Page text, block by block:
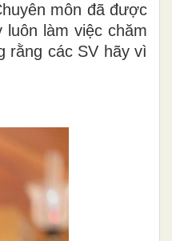
môn đã được
làm việc chăm
rằng các SV hãy vì